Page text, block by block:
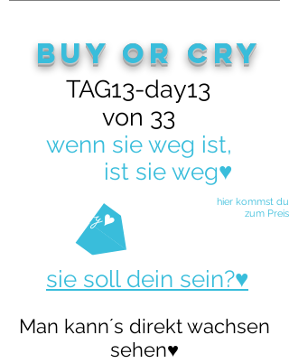
buy or cry
TAG13-day13
von 33
wenn sie weg ist,
ist sie weg♥
buy don´t cry♥
hier kommst du
zum Preis
sie soll dein sein?♥
Man kann´s direkt wachsen
sehen♥